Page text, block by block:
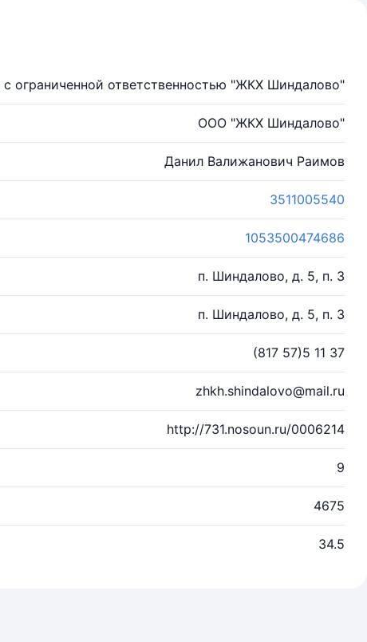
ограниченной ответственностью "ЖКХ Шиндалово"
ООО "ЖКХ Шиндалово"
Данил Валижанович Раимов
3511005540
1053500474686
п. Шиндалово, д. 5, п. 3
п. Шиндалово, д. 5, п. 3
(817 57)5 11 37
zhkh.shindalovo@mail.ru
http://731.nosoun.ru/0006214
9
4675
34.5